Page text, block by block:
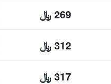
269 ﷼
312 ﷼
317 ﷼